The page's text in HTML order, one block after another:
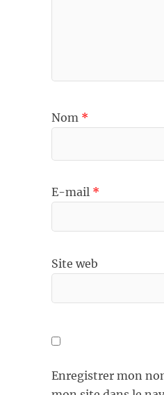
Nom *
E-mail *
Site web
Enregistrer mon